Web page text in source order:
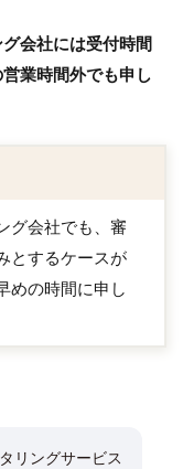
会社には受付時間
業時間外でも申し
グ会社でも、審
とするケースが
めの時間に申し
リングサービス